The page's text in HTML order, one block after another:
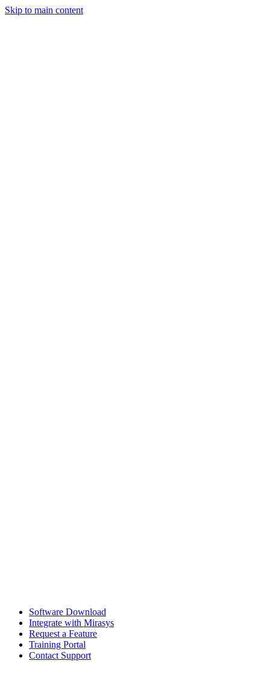
Skip to main content
Software Download
Integrate with Mirasys
Request a Feature
Training Portal
Contact Support